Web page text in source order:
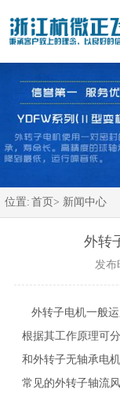
位置: 首页> 新闻中心
外转
发布
外转子电机一般
根据其工作原理可
和外转子无轴承电
常见的外转子轴流